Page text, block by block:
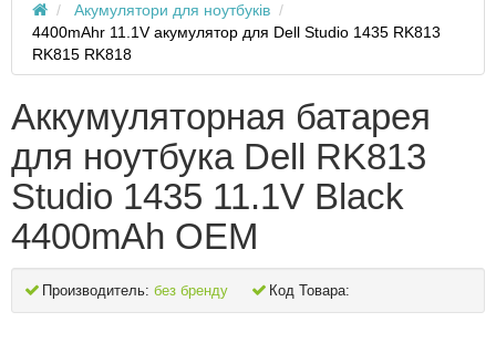
Акумулятори для ноутбуків
4400mAhr 11.1V акумулятор для Dell Studio 1435 RK813
RK815 RK818
Аккумуляторная батарея
для ноутбука Dell RK813
Studio 1435 11.1V Black
4400mAh OEM
Производитель: без бренду Код Товара: